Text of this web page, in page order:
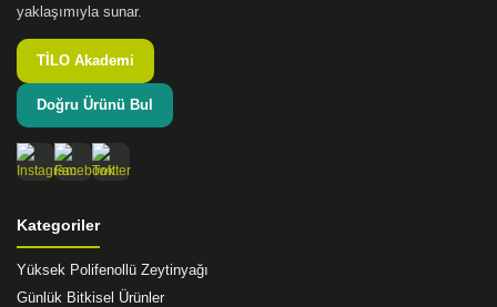
Bu ürüne benzer farklı alternatifler olmalı.
yaklaşımıyla sunar.
TİLO Akademi
Doğru Ürünü Bul
Kategoriler
Yüksek Polifenollü Zeytinyağı
Günlük Bitkisel Ürünler